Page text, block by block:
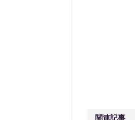
関連記事